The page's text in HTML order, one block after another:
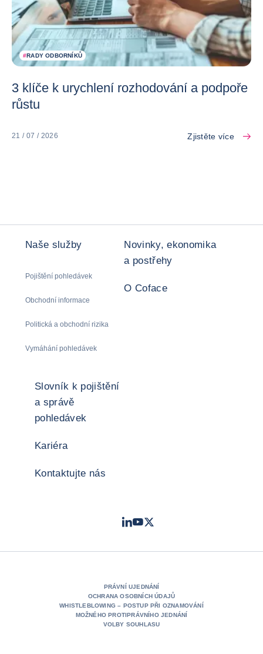
#RADY ODBORNÍKŮ
3 klíče k urychlení rozhodování a podpoře
růstu
21 / 07 / 2026 Zjistěte více
Naše služby
Pojištění pohledávek
Obchodní informace
Politická a obchodní rizika
Vymáhání pohledávek
Novinky, ekonomika
a postřehy
O Coface
Slovník k pojištění
a správě
pohledávek
Kariéra
Kontaktujte nás
LinkedIn
Youtube
Twitter
PRÁVNÍ UJEDNÁNÍ
OCHRANA OSOBNÍCH ÚDAJŮ
WHISTLEBLOWING – POSTUP PŘI OZNAMOVÁNÍ
MOŽNÉHO PROTIPRÁVNÍHO JEDNÁNÍ
VOLBY SOUHLASU